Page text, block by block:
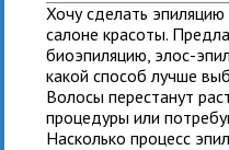
Хочу сделать эпиляцию
салоне красоты.
биоэпиляцию, элос-
какой способ лучше
Волосы перестанут
процедуры или
Насколько процесс